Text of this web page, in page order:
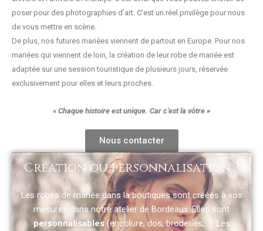
poser pour des photographies d’art. C’est un réel privilège pour nous
de vous mettre en scène.
De plus, nos futures mariées viennent de partout en Europe. Pour nos
mariées qui viennent de loin, la création de leur robe de mariée est
adaptée sur une session touristique de plusieurs jours, réservée
exclusivement pour elles et leurs proches.
« Chaque histoire est unique. Car c’est la vôtre »
Nous contacter
Création ou personnalisation ?
Les robes de mariée dans la boutiques sont créées à vos
mesures dans notre atelier de Bordeaux. Elles sont
personnalisables(encolure, dos, broderies,…). Les